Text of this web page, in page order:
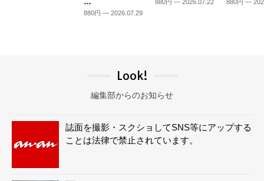
880円 — 2026.07.29
880円 — 2026.07.22 880円 —
Look!
編集部からのお知らせ
誌面を撮影・スクショしてSNS等にアップする
ことは法律で禁止されています。